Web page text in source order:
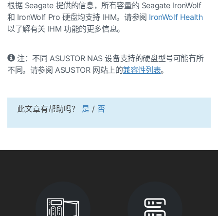
根据 Seagate 提供的信息，所有容量的 Seagate IronWolf
和 IronWolf Pro 硬盘均支持 IHM。请参阅 IronWolf Health
以了解有关 IHM 功能的更多信息。
注：不同 ASUSTOR NAS 设备支持的硬盘型号可能有所
不同。请参阅 ASUSTOR 网站上的兼容性列表。
此文章有帮助吗？ 是 / 否